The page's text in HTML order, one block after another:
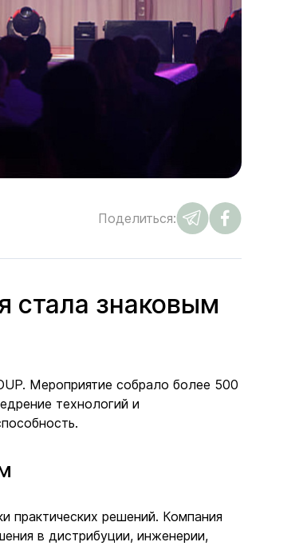
Поделиться:
стала знаковым
Мероприятие собрало более 500
технологий и
практических решений. Компания
в дистрибуции, инженерии,